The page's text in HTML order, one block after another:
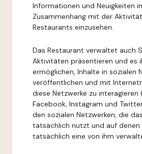
Informationen und Neuigkeiten
Zusammenhang mit der
Restaurants einzusehen.
Das Restaurant verwaltet auch
Aktivitäten präsentieren und es
ermöglichen, Inhalte in sozialen
veröffentlichen und mit
diese Netzwerke zu interagieren
Facebook, Instagram und
den sozialen Netzwerken, die
tatsächlich nutzt und auf denen
tatsächlich eine von ihm